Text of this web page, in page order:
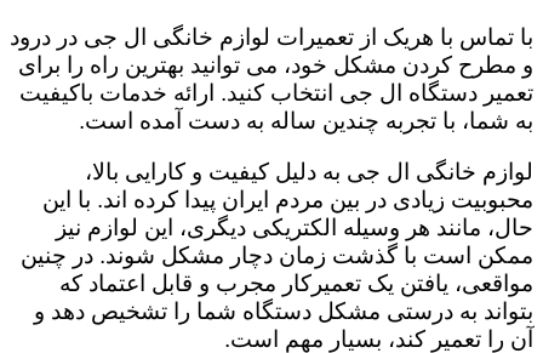
با تماس با هریک از تعمیرات لوازم خانگی ال جی در درود
و مطرح کردن مشکل خود، می توانید بهترین راه را برای
تعمیر دستگاه ال جی انتخاب کنید. ارائه خدمات باکیفیت
به شما، با تجربه چندین ساله به دست آمده است.
لوازم خانگی ال جی به دلیل کیفیت و کارایی بالا،
محبوبیت زیادی در بین مردم ایران پیدا کرده اند. با این
حال، مانند هر وسیله الکتریکی دیگری، این لوازم نیز
ممکن است با گذشت زمان دچار مشکل شوند. در چنین
مواقعی، یافتن یک تعمیرکار مجرب و قابل اعتماد که
بتواند به درستی مشکل دستگاه شما را تشخیص دهد و
آن را تعمیر کند، بسیار مهم است.